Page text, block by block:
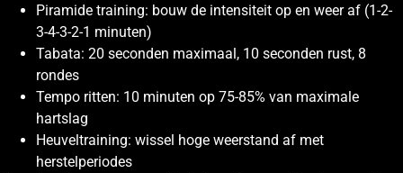
Piramide training: bouw de intensiteit op en weer af (1-2-
3-4-3-2-1 minuten)
Tabata: 20 seconden maximaal, 10 seconden rust, 8
rondes
Tempo ritten: 10 minuten op 75-85% van maximale
hartslag
Heuveltraining: wissel hoge weerstand af met
herstelperiodes